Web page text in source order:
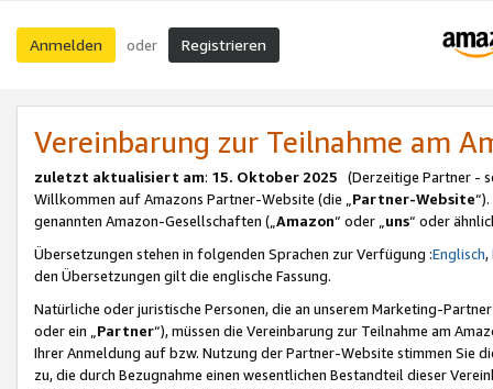
Anmelden oder Registrieren
Vereinbarung zur Teilnahme am
zuletzt aktualisiert am: 15. Oktober 2025 (Derzeitige Partner -
Willkommen auf Amazons Partner-Website (die „Partner-Website
genannten Amazon-Gesellschaften („Amazon“ oder „uns“ oder
Übersetzungen stehen in folgenden Sprachen zur Verfügung :Englisch,
den Übersetzungen gilt die englische Fassung.
Natürliche oder juristische Personen, die an unserem Marketing-
oder ein „Partner“), müssen die Vereinbarung zur Teilnahme am
Ihrer Anmeldung auf bzw. Nutzung der Partner-Website stimmen Sie
zu, die durch Bezugnahme einen wesentlichen Bestandteil dieser